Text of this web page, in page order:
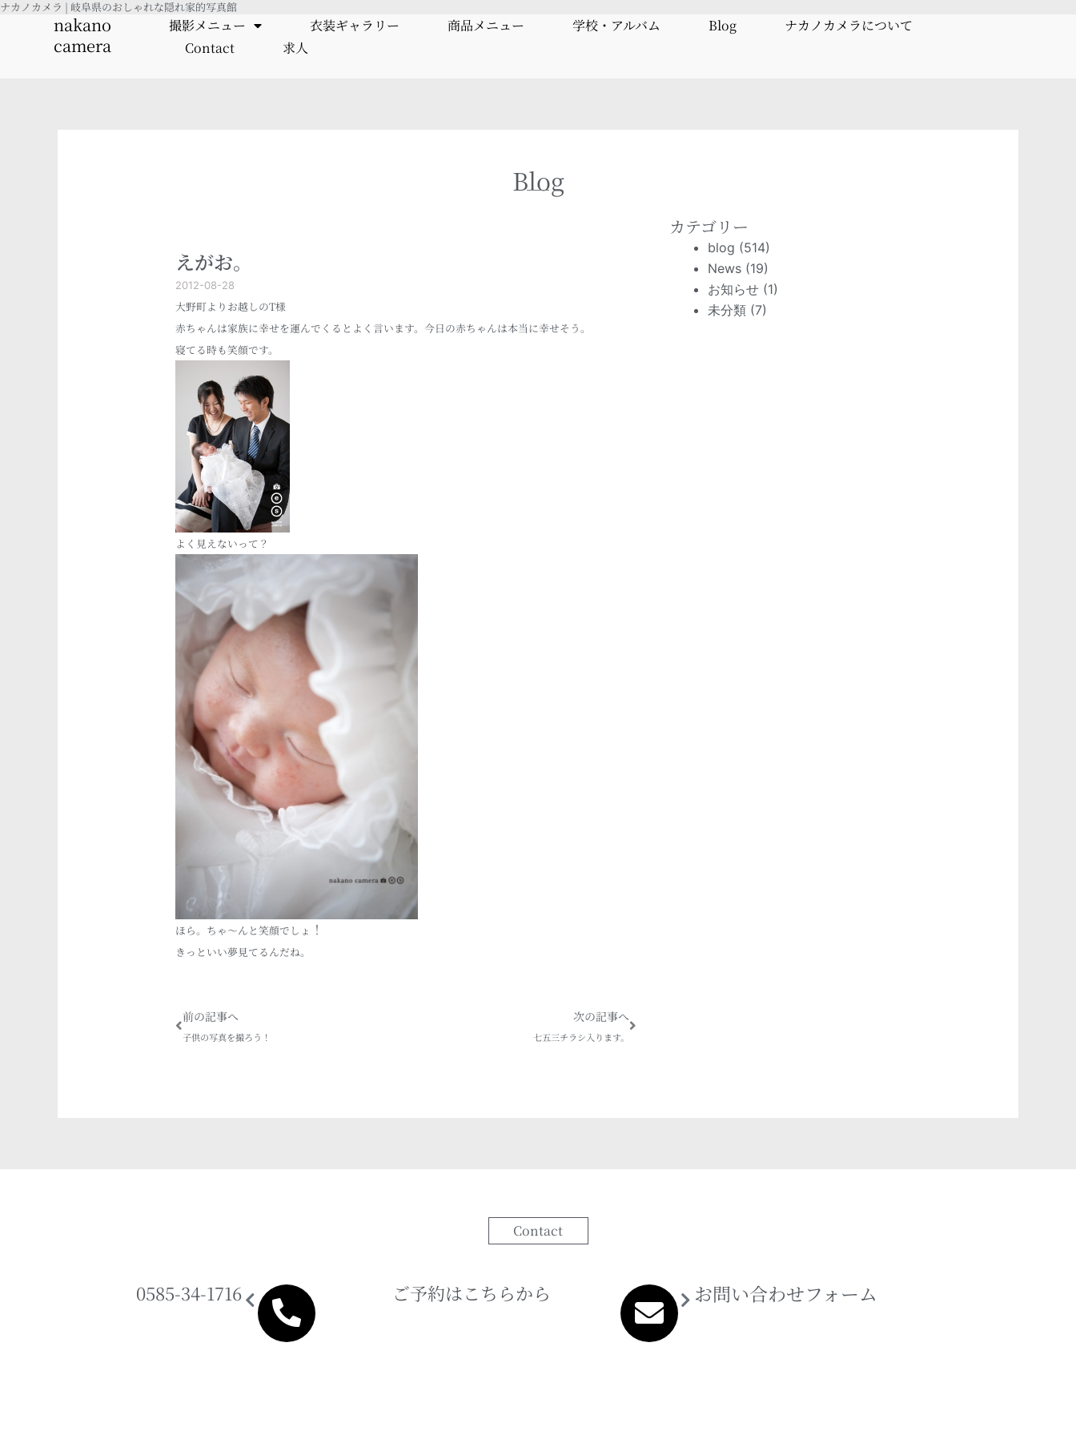
内
ナカノカメラ | 岐阜県のおしゃれな隠れ家的写真館
nakano
camera
撮影メニュー 衣装ギャラリー 商品メニュー 学校・アルバム Blog
ナカノカメラについて
Contact
求人
Blog
えがお。
2012-08-28
大野町よりお越しのT様
赤ちゃんは家族に幸せを運んでくるとよく言います。今日の赤ちゃんは本当に幸せそう。
寝てる時も笑顔です。
よく見えないって？
ほら。ちゃ～んと笑顔でしょ ！
きっといい夢見てるんだね。
Prev
前の記事へ
子供の写真を撮ろう！
次の記事へ
七五三チラシ入ります。
カテゴリー
blog (514)
News (19)
お知らせ (1)
未分類 (7)
Contact
0585-34-1716 ご予約はこちらから お問い合わせフォーム